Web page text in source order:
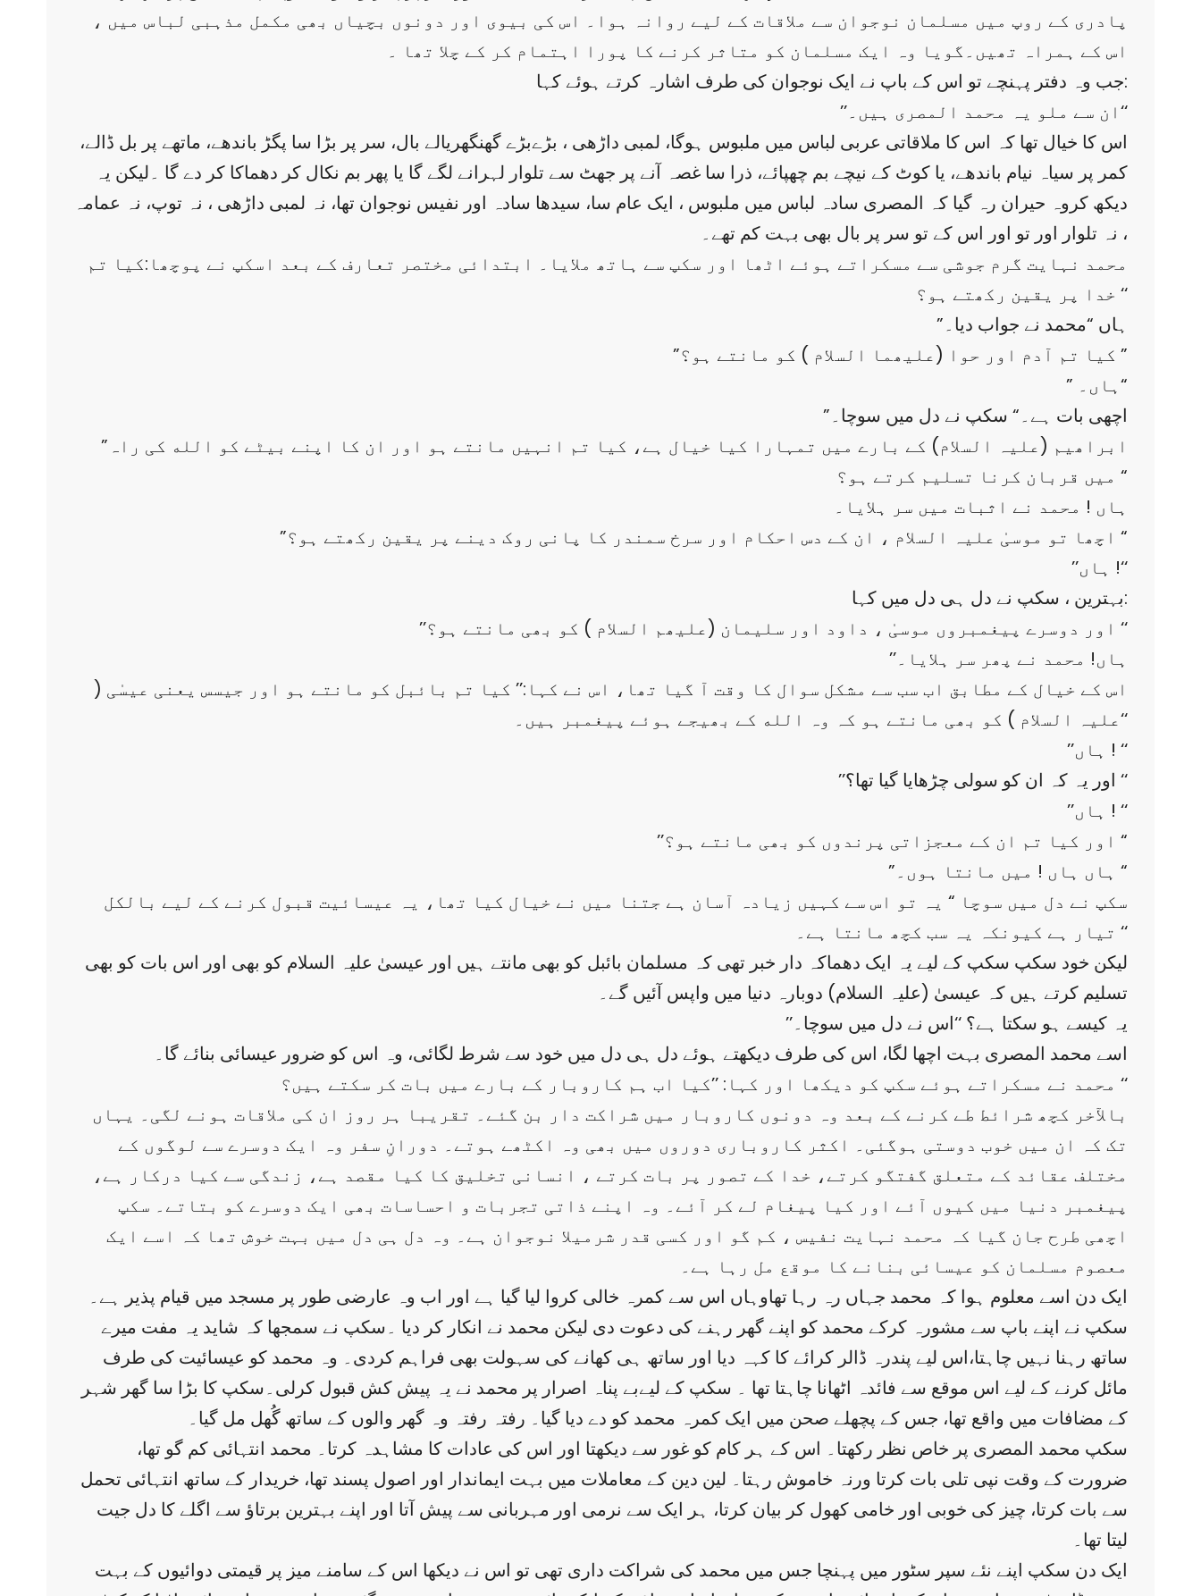
پادری کے روپ میں مسلمان نوجوان سے ملاقات کے لیے روانہ ہوا۔ اس کی بیوی اور دونوں بچیاں بھی مکمل مذہبی لباس میں ،
اس کے ہمراہ تھیں۔گویا وہ ایک مسلمان کو متاثر کرنے کا پورا اہتمام کر کے چلا تھا ۔
جب وہ دفتر پہنچے تو اس کے باپ نے ایک نوجوان کی طرف اشارہ کرتے ہوئے کہا:
’’ان سے ملو یہ محمد المصری ہیں۔‘‘
اس کا خیال تھا کہ اس کا ملاقاتی عربی لباس میں ملبوس ہوگا، لمبی داڑھی ، بڑےبڑے گھنگھریالے بال، سر پر بڑا سا پگڑ باندھے، ماتھے پر بل ڈالے،
کمر پر سیاہ نیام باندھے، یا کوٹ کے نیچے بم چھپائے، ذرا سا غصہ آنے پر جھٹ سے تلوار لہرانے لگے گا یا پھر بم نکال کر دھماکا کر دے گا ۔لیکن یہ
دیکھ کروہ حیران رہ گیا کہ المصری سادہ لباس میں ملبوس ، ایک عام سا، سیدھا سادہ اور نفیس نوجوان تھا، نہ لمبی داڑھی ، نہ توپ، نہ عمامہ
، نہ تلوار اور تو اور اس کے تو سر پر بال بھی بہت کم تھے۔
محمد نہایت گرم جوشی سے مسکراتے ہوئے اٹھا اور سکپ سے ہاتھ ملایا۔ ابتدائی مختصر تعارف کے بعد اسکپ نے پوچھا:کیا تم
خدا پر یقین رکھتے ہو؟ ‘‘
”ہاں “محمد نے جواب دیا۔
”کیا تم آدم اور حوا (علیھما السلام ) کو مانتے ہو؟ ”
” ہاں۔“
”اچھی بات ہے۔“ سکپ نے دل میں سوچا۔
”ابراھیم (علیہ السلام) کے بارے میں تمہارا کیا خیال ہے، کیا تم انہیں مانتے ہو اور ان کا اپنے بیٹے کو الله کی راہ
میں قربان کرنا تسلیم کرتے ہو؟ “
ہاں ! محمد نے اثبات میں سر ہلایا۔
”اچھا تو موسیٰ علیہ السلام ، ان کے دس احکام اور سرخ سمندر کا پانی روک دینے پر یقین رکھتے ہو؟ “
’’ہاں !‘‘
بہترین ، سکپ نے دل ہی دل میں کہا:
’’اور دوسرے پیغمبروں موسیٰ ، داود اور سلیمان (علیھم السلام ) کو بھی مانتے ہو؟ ‘‘
’’ہاں! محمد نے پھر سر ہلایا۔
اس کے خیال کے مطابق اب سب سے مشکل سوال کا وقت آ گیا تھا، اس نے کہا:’’ کیا تم بائبل کو مانتے ہو اور جیسس یعنی عیسٰی (
علیہ السلام ) کو بھی مانتے ہو کہ وہ الله کے بھیجے ہوئے پیغمبر ہیں۔‘‘
’’ہاں ! ‘‘
’’اور یہ کہ ان کو سولی چڑھایا گیا تھا؟ ‘‘
’’ہاں ! ‘‘
’’اور کیا تم ان کے معجزاتی پرندوں کو بھی مانتے ہو؟ “
”ہاں ہاں ! میں مانتا ہوں۔ “
سکپ نے دل میں سوچا “ یہ تو اس سے کہیں زیادہ آسان ہے جتنا میں نے خیال کیا تھا، یہ عیسائیت قبول کرنے کے لیے بالکل
تیار ہے کیونکہ یہ سب کچھ مانتا ہے۔ ‘‘
لیکن خود سکپ سکپ کے لیے یہ ایک دھماکہ دار خبر تھی کہ مسلمان بائبل کو بھی مانتے ہیں اور عیسیٰ علیہ السلام کو بھی اور اس بات کو بھی
تسلیم کرتے ہیں کہ عیسیٰ (علیہ السلام) دوبارہ دنیا میں واپس آئیں گے۔
’’یہ کیسے ہو سکتا ہے؟ ‘‘اس نے دل میں سوچا۔
اسے محمد المصری بہت اچھا لگا، اس کی طرف دیکھتے ہوئے دل ہی دل میں خود سے شرط لگائی، وہ اس کو ضرور عیسائی بنائے گا۔
محمد نے مسکراتے ہوئے سکپ کو دیکھا اور کہا: ’’کیا اب ہم کاروبار کے بارے میں بات کر سکتے ہیں؟ ‘‘
بالآخر کچھ شرائط طے کرنے کے بعد وہ دونوں کاروبار میں شراکت دار بن گئے۔ تقریبا ہر روز ان کی ملاقات ہونے لگی۔ یہاں
تک کہ ان میں خوب دوستی ہوگئی۔ اکثر کاروباری دوروں میں بھی وہ اکٹھے ہوتے۔ دورانِ سفر وہ ایک دوسرے سے لوگوں کے
مختلف عقائد کے متعلق گفتگو کرتے، خدا کے تصور پر بات کرتے ، انسانی تخلیق کا کیا مقصد ہے، زندگی سے کیا درکار ہے،
پیغمبر دنیا میں کیوں آئے اور کیا پیغام لے کر آئے۔ وہ اپنے ذاتی تجربات و احساسات بھی ایک دوسرے کو بتاتے۔ سکپ
اچھی طرح جان گیا کہ محمد نہایت نفیس ، کم گو اور کسی قدر شرمیلا نوجوان ہے۔ وہ دل ہی دل میں بہت خوش تھا کہ اسے ایک
معصوم مسلمان کو عیسائی بنانے کا موقع مل رہا ہے۔
ایک دن اسے معلوم ہوا کہ محمد جہاں رہ رہا تھاوہاں اس سے کمرہ خالی کروا لیا گیا ہے اور اب وہ عارضی طور پر مسجد میں قیام پذیر ہے۔
سکپ نے اپنے باپ سے مشورہ کرکے محمد کو اپنے گھر رہنے کی دعوت دی لیکن محمد نے انکار کر دیا ۔سکپ نے سمجھا کہ شاید یہ مفت میرے
ساتھ رہنا نہیں چاہتا،اس لیے پندرہ ڈالر کرائے کا کہہ دیا اور ساتھ ہی کھانے کی سہولت بھی فراہم کردی۔ وہ محمد کو عیسائیت کی طرف
مائل کرنے کے لیے اس موقع سے فائدہ اٹھانا چاہتا تھا ۔ سکپ کے لیےبے پناہ اصرار پر محمد نے یہ پیش کش قبول کرلی۔سکپ کا بڑا سا گھر شہر
کے مضافات میں واقع تھا، جس کے پچھلے صحن میں ایک کمرہ محمد کو دے دیا گیا۔ رفتہ رفتہ وہ گھر والوں کے ساتھ گُھل مل گیا۔
سکپ محمد المصری پر خاص نظر رکھتا۔ اس کے ہر کام کو غور سے دیکھتا اور اس کی عادات کا مشاہدہ کرتا۔ محمد انتہائی کم گو تھا،
ضرورت کے وقت نپی تلی بات کرتا ورنہ خاموش رہتا۔ لین دین کے معاملات میں بہت ایماندار اور اصول پسند تھا، خریدار کے ساتھ انتہائی تحمل
سے بات کرتا، چیز کی خوبی اور خامی کھول کر بیان کرتا، ہر ایک سے نرمی اور مہربانی سے پیش آتا اور اپنے بہترین برتاؤ سے اگلے کا دل جیت
لیتا تھا۔
ایک دن سکپ اپنے نئے سپر سٹور میں پہنچا جس میں محمد کی شراکت داری تھی تو اس نے دیکھا اس کے سامنے میز پر قیمتی دوائیوں کے بہت